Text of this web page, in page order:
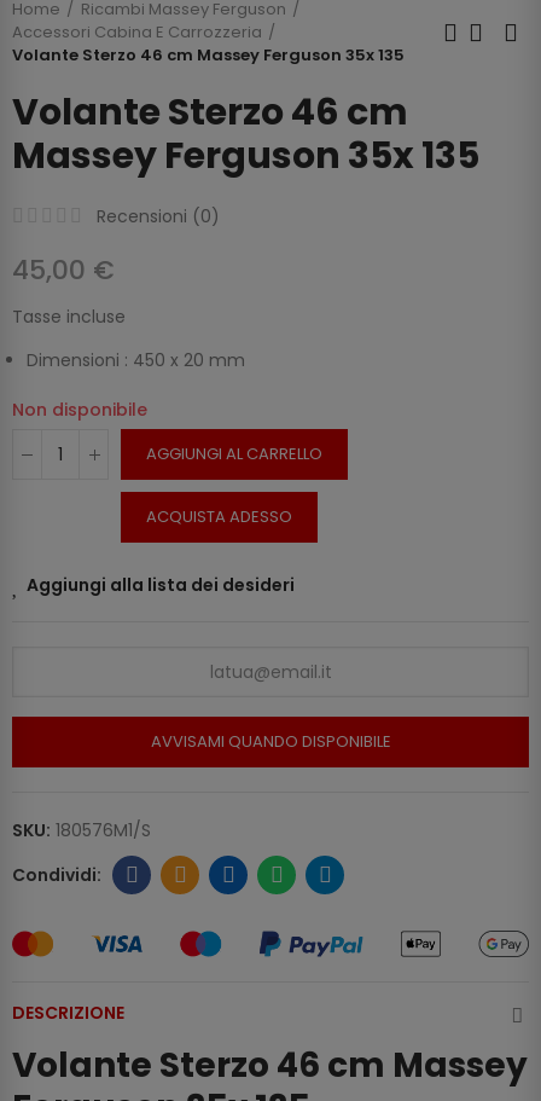
Home
Ricambi Massey Ferguson
Accessori Cabina E Carrozzeria
Volante Sterzo 46 cm Massey Ferguson 35x 135
Volante Sterzo 46 cm
Massey Ferguson 35x 135
Recensioni (0)
45,00 €
Tasse incluse
Dimensioni : 450 x 20 mm
Non disponibile
AGGIUNGI AL CARRELLO
ACQUISTA ADESSO
Aggiungi alla lista dei desideri
AVVISAMI QUANDO DISPONIBILE
SKU: 180576M1/S
DESCRIZIONE
Volante Sterzo 46 cm Massey